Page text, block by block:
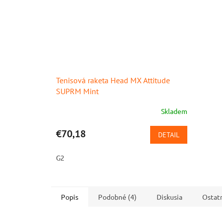
Tenisová raketa Head MX Attitude
SUPRM Mint
Skladem
€70,18 DETAIL
G2
Popis Podobné (4) Diskusia